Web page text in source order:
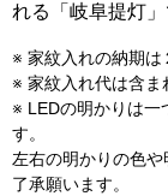
れる「岐阜提灯」
※ 家紋入れの納期は
※ 家紋入れ代は含ま
※ LEDの明かりは一
す。
左右の明かりの色
了承願います。